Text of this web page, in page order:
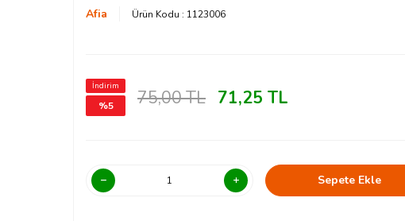
Afia Ürün Kodu : 1123006
İndirim
%5 75,00TL 71,25 TL
Sepete Ekle